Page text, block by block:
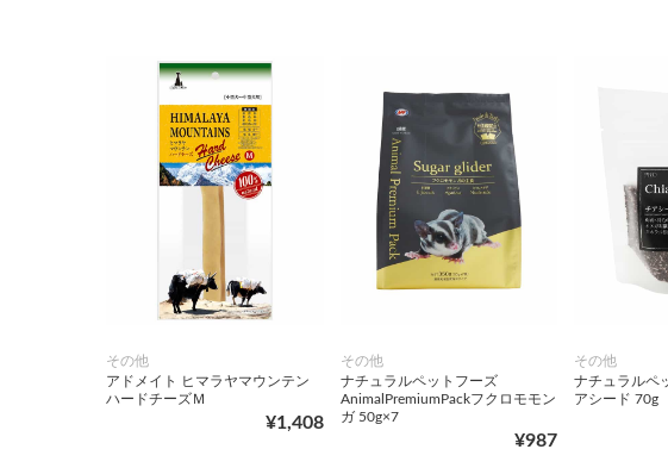
その他
アドメイト ヒマラヤマウンテン
ハードチーズＭ
¥1,408
その他
ナチュラルペットフーズ
AnimalPremiumPackフクロモモン
ガ 50g×7
¥987
その他
ナチュラルペ
アシード 70g